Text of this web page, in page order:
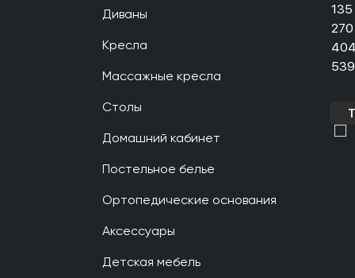
Диваны
Кресла
Массажные кресла
Столы
Домашний кабинет
Постельное белье
Ортопедические основания
Аксессуары
Детская мебель
270